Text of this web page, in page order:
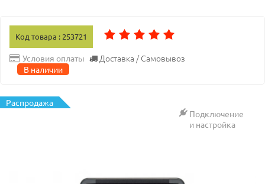
Код товара : 253721
Условия оплаты Доставка / Самовывоз
В наличии
Распродажа
Подключение
и настройка